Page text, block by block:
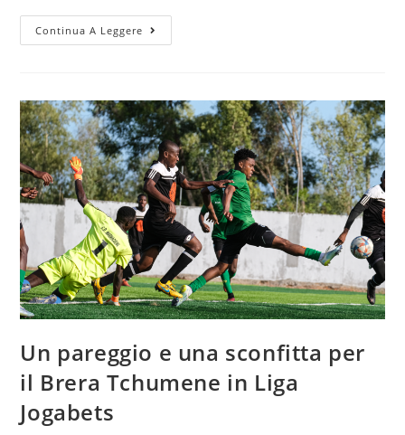
Continua A Leggere
Un pareggio e una sconfitta per
il Brera Tchumene in Liga
Jogabets